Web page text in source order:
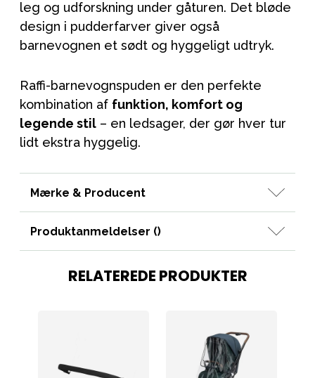
leg og udforskning under gåturen. Det bløde
design i pudderfarver giver også
barnevognen et sødt og hyggeligt udtryk.
Raffi-barnevognspuden er den perfekte
kombination af funktion, komfort og
legende stil – en ledsager, der gør hver tur
lidt ekstra hyggelig.
Mærke & Producent
Produktanmeldelser ()
RELATEREDE PRODUKTER